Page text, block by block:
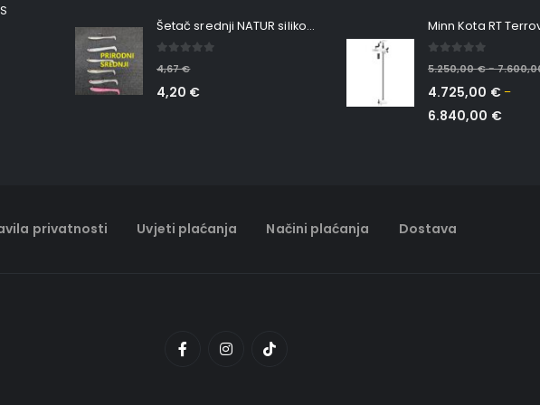
Šetač srednji NATUR silikonska ribica Belgrade Walker
4,67€
4,20 €
5.250,00€–
4.725,00 €–
6.840,00 €
privatnosti Uvjeti plaćanja Načini plaćanja Dostava